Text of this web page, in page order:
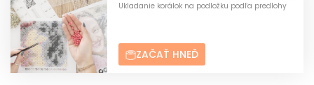
Ukladanie korálok na podložku podľa predlohy
ZAČAŤ HNEĎ